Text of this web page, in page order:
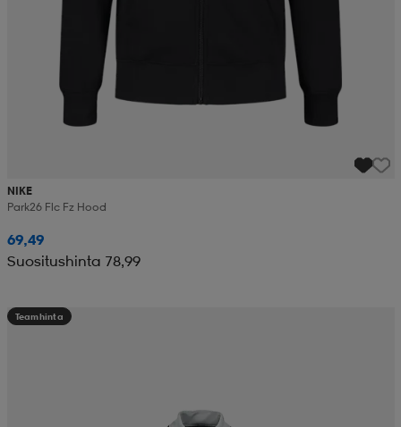
NIKE
Park26 Flc Fz Hood
69,49
Suositushinta 78,99
Teamhinta